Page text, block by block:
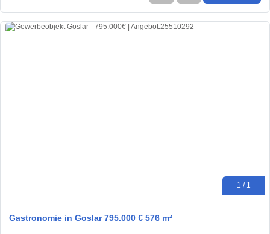
1 / 1
Gastronomie in Goslar 795.000 € 576 m²